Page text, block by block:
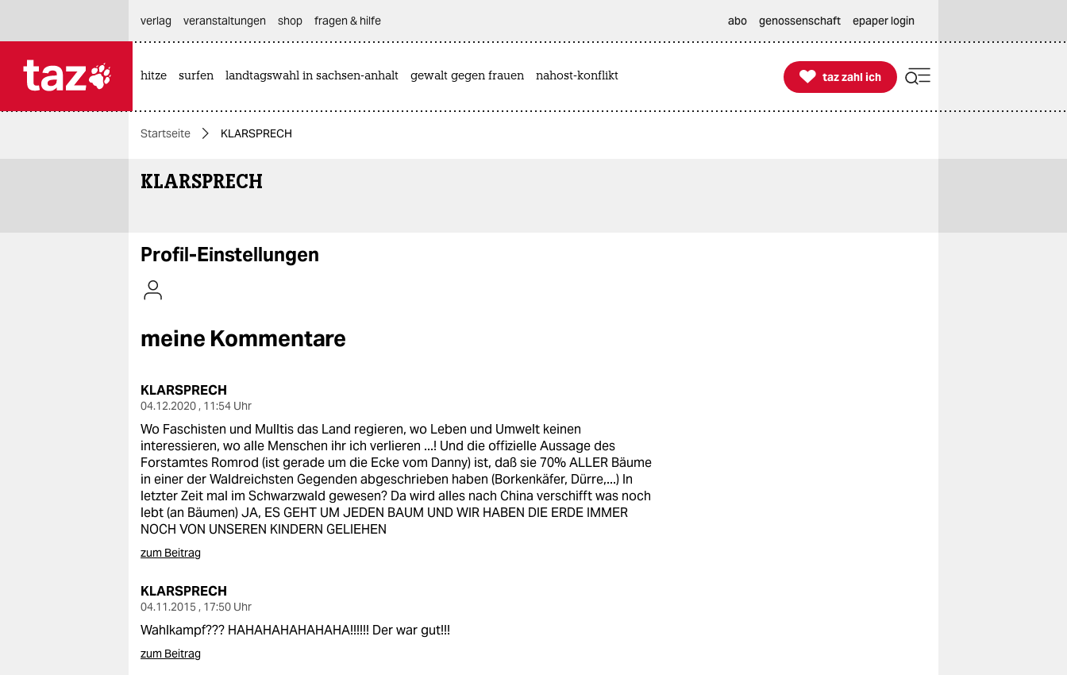
themen
politik
gesellschaft
kultur
nord
wahrheit
verlag
verlag
veranstaltungen
shop
fragen & hilfe
unterstützen
abo
verlag
veranstaltungen shop fragen & hilfe abo genossenschaft epaper login
hitze surfen landtagswahl in sachsen-anhalt gewalt gegen frauen nahost-konflikt 
taz zahl ich
taz zahl ich
Startseite KLARSPRECH
KLARSPRECH
Profil-Einstellungen
meine Kommentare
KLARSPRECH
04.12.2020 , 11:54 Uhr
Wo Faschisten und Mulltis das Land regieren, wo Leben und Umwelt keinen
interessieren, wo alle Menschen ihr ich verlieren ...! Und die offizielle Aussage des
Forstamtes Romrod (ist gerade um die Ecke vom Danny) ist, daß sie 70% ALLER Bäume
in einer der Waldreichsten Gegenden abgeschrieben haben (Borkenkäfer, Dürre,...) In
letzter Zeit mal im Schwarzwald gewesen? Da wird alles nach China verschifft was noch
lebt (an Bäumen) JA, ES GEHT UM JEDEN BAUM UND WIR HABEN DIE ERDE IMMER
NOCH VON UNSEREN KINDERN GELIEHEN
zum Beitrag
KLARSPRECH
04.11.2015 , 17:50 Uhr
Wahlkampf??? HAHAHAHAHAHAHA!!!!!! Der war gut!!!
zum Beitrag